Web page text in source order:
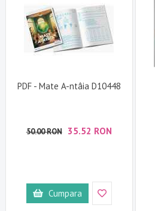
PDF - Mate A-ntâia D10448
50.00 RON 35.52 RON
Cumpara